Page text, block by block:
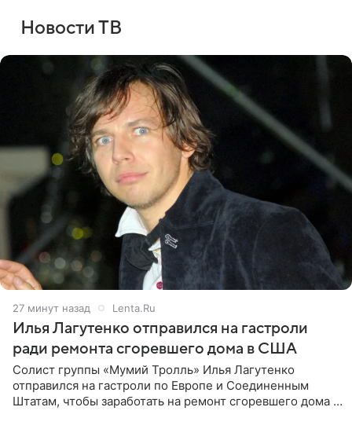
Новости ТВ
27 минут назад Lenta.Ru
Илья Лагутенко отправился на гастроли
ради ремонта сгоревшего дома в США
Солист группы «Мумий Тролль» Илья Лагутенко
отправился на гастроли по Европе и Соединенным
Штатам, чтобы заработать на ремонт сгоревшего дома в